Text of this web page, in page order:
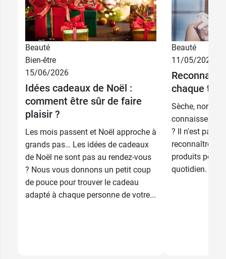
14,85 €
24,89 €
Beauté
Bien-être
15/06/2026
Idées cadeaux de Noël :
comment être sûr de faire
plaisir ?
Les mois passent et Noël approche à
grands pas… Les idées de cadeaux
de Noël ne sont pas au rendez-vous
? Nous vous donnons un petit coup
de pouce pour trouver le cadeau
adapté à chaque personne de votre...
Beauté
11/05/2026
chaque
Sèche,
connaissez-
? Il n'est pas
reconnaître
produits pour
quotidien. Afin